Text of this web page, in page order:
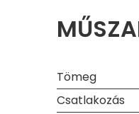
Tömeg
Csatlakozás